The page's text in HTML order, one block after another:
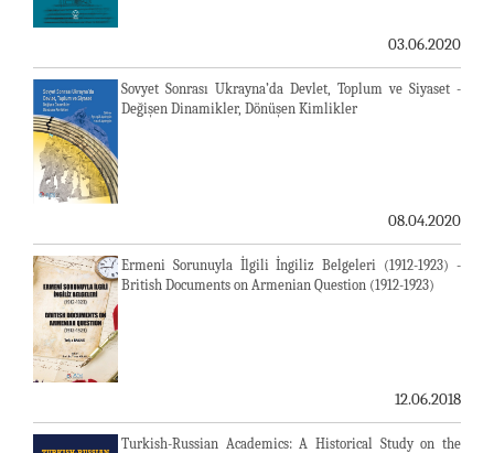
03.06.2020
Sovyet Sonrası Ukrayna’da Devlet, Toplum ve Siyaset -
Değişen Dinamikler, Dönüşen Kimlikler
08.04.2020
Ermeni Sorunuyla İlgili İngiliz Belgeleri (1912-1923) -
British Documents on Armenian Question (1912-1923)
12.06.2018
Turkish-Russian Academics: A Historical Study on the